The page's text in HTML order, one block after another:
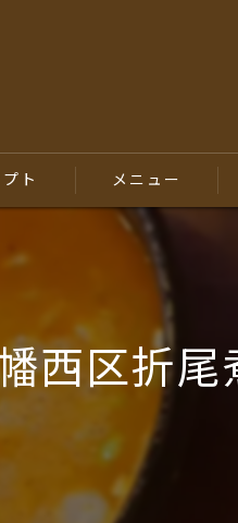
ト メニュー
西区折